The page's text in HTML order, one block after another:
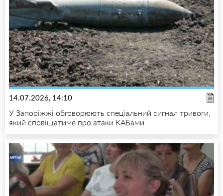
14.07.2026, 14:10
У Запоріжжі обговорюють спеціальний сигнал тривоги,
який сповіщатиме про атаки КАБами